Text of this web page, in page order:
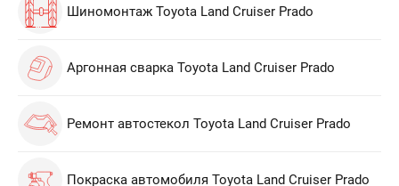
Шиномонтаж Toyota Land Cruiser Prado
Аргонная сварка Toyota Land Cruiser Prado
Ремонт автостекол Toyota Land Cruiser Prado
Покраска автомобиля Toyota Land Cruiser Prado